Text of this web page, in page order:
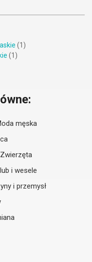
(1)
(1)
męska
Zwierzęta
i wesele
i przemysł